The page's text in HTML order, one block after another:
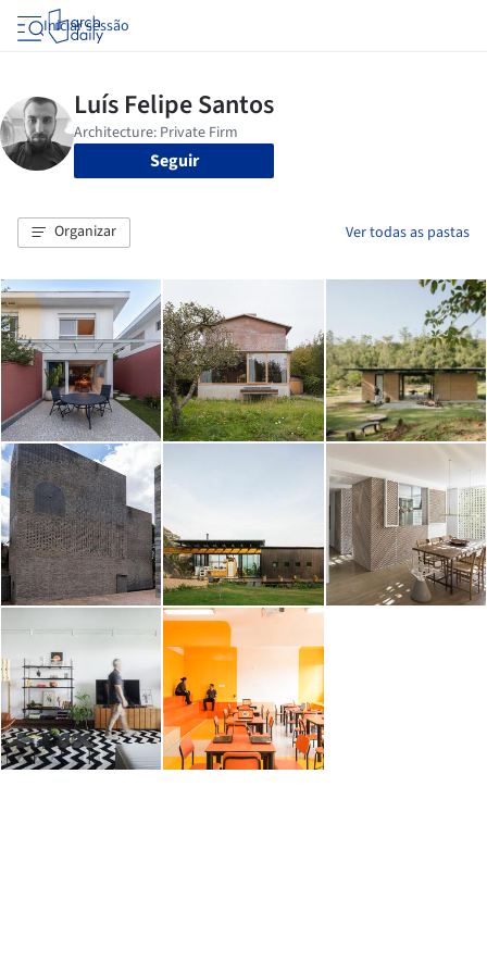
Iniciar sessão
Seguir
Organizar Ver todas as pastas